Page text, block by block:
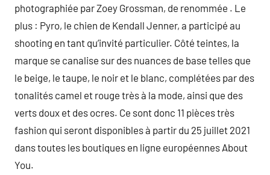
photographiée par Zoey Grossman, de renommée . Le
plus : Pyro, le chien de Kendall Jenner, a participé au
shooting en tant qu’invité particulier. Côté teintes, la
marque se canalise sur des nuances de base telles que
le beige, le taupe, le noir et le blanc, complétées par des
tonalités camel et rouge très à la mode, ainsi que des
verts doux et des ocres. Ce sont donc 11 pièces très
fashion qui seront disponibles à partir du 25 juillet 2021
dans toutes les boutiques en ligne européennes About
You.